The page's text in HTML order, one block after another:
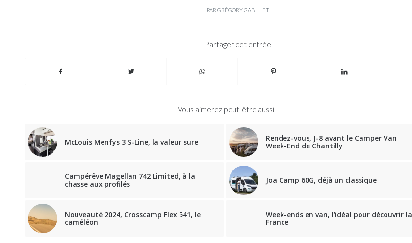
PAR GRÉGORY GABILLET
Partager cet entrée
Vous aimerez peut-être aussi
McLouis Menfys 3 S-Line, la valeur sure
Rendez-vous, J-8 avant le Camper Van
Week-End de Chantilly
Campérêve Magellan 742 Limited, à la
chasse aux profilés
Joa Camp 60G, déjà un classique
Nouveauté 2024, Crosscamp Flex 541, le
caméléon
Week-ends en van, l’idéal pour découvrir la
France